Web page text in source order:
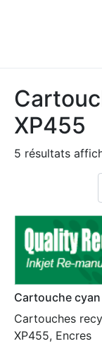
XP455
5 résultats
Cartouche
Cartouches
XP455, Encres